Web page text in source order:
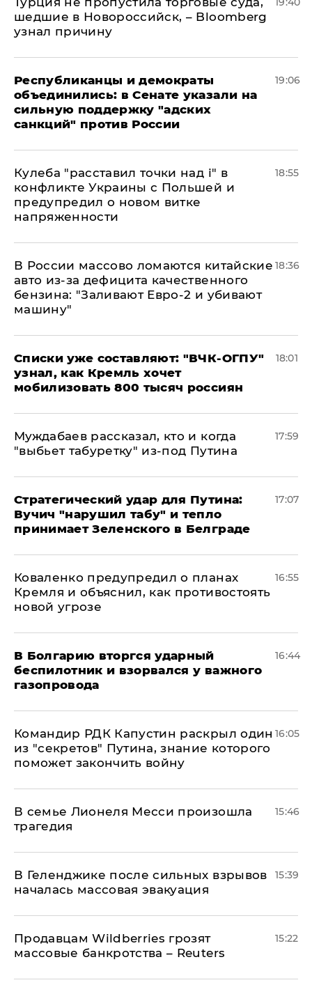
шедшие в Новороссийск, – Bloomberg
узнал причину
Республиканцы и демократы
объединились: в Сенате указали на
сильную поддержку "адских
санкций" против России
19:06
Кулеба "расставил точки над і" в
конфликте Украины с Польшей и
предупредил о новом витке
напряженности
18:55
В России массово ломаются китайские
авто из-за дефицита качественного
бензина: "Заливают Евро-2 и убивают
машину"
18:36
Списки уже составляют: "ВЧК-ОГПУ"
узнал, как Кремль хочет
мобилизовать 800 тысяч россиян
18:01
Муждабаев рассказал, кто и когда
"выбьет табуретку" из-под Путина
17:59
Стратегический удар для Путина:
Вучич "нарушил табу" и тепло
принимает Зеленского в Белграде
17:07
Коваленко предупредил о планах
Кремля и объяснил, как противостоять
новой угрозе
16:55
В Болгарию вторгся ударный
беспилотник и взорвался у важного
газопровода
16:44
Командир РДК Капустин раскрыл один
из "секретов" Путина, знание которого
поможет закончить войну
16:05
В семье Лионеля Месси произошла
трагедия
15:46
В Геленджике после сильных взрывов
началась массовая эвакуация
15:39
Продавцам Wildberries грозят
массовые банкротства – Reuters
15:22